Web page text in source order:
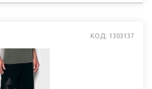
КОД: 1303137